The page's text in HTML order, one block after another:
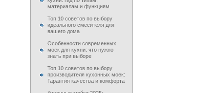
материалам и функциям
Топ 10 советов по выбору
идеального смесителя для
вашего дома
Особенности современных
моек для кухни: что нужно
знать при выборе
Топ 10 советов по выбору
производителя кухонных моек:
Гарантия качества и комфорта